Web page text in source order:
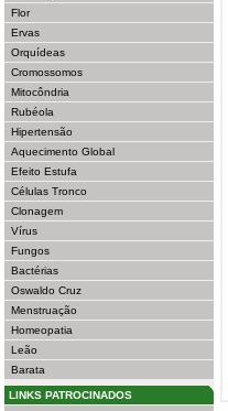
Flor
Ervas
Orquídeas
Cromossomos
Mitocôndria
Rubéola
Hipertensão
Aquecimento Global
Efeito Estufa
Células Tronco
Clonagem
Vírus
Fungos
Bactérias
Oswaldo Cruz
Menstruação
Homeopatia
Leão
Barata
LINKS PATROCINADOS